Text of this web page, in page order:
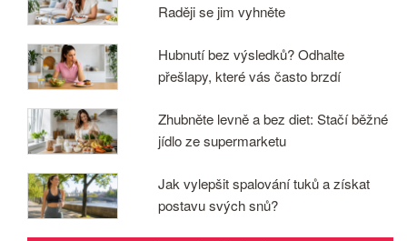
Raději se jim vyhněte
Hubnutí bez výsledků? Odhalte
přešlapy, které vás často brzdí
Zhubněte levně a bez diet: Stačí běžné
jídlo ze supermarketu
Jak vylepšit spalování tuků a získat
postavu svých snů?